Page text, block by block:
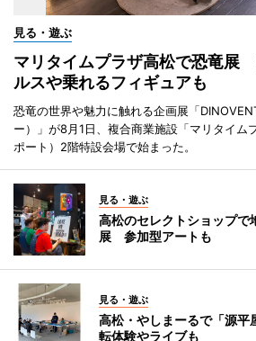
見る・遊ぶ
マリタイムプラザ高松で恐竜展
ルスや乗れるフィギュアも
恐竜の世界や魅力に触れる企画展「
ー）」が8月1日、複合商業施設「マリタイム
ポート）2階特設会場で始まった。
見る・遊ぶ
高松のセレクトショップで
展 参加型アートも
見る・遊ぶ
高松・やしまーるで「源
転体験やライブも